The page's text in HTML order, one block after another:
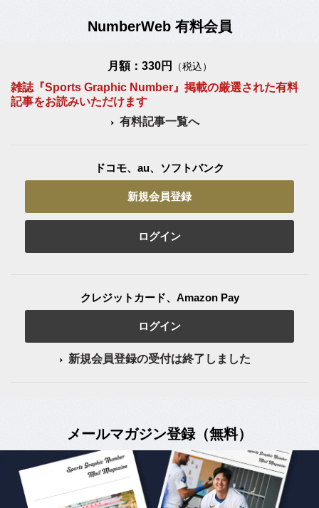
NumberWeb 有料会員
月額：330円 （税込）
雑誌『Sports Graphic Number』掲載の厳選された有料
記事をお読みいただけます
有料記事一覧へ
ドコモ、au、ソフトバンク
新規会員登録
ログイン
クレジットカード、Amazon Pay
ログイン
新規会員登録の受付は終了しました
メールマガジン登録（無料）